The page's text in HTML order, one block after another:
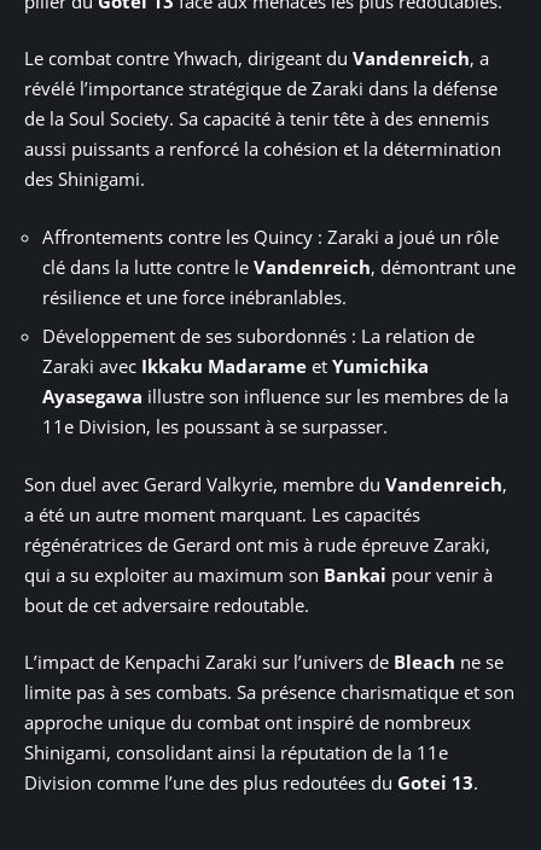
Le combat contre Yhwach, dirigeant du Vandenreich, a
révélé l’importance stratégique de Zaraki dans la défense
de la Soul Society. Sa capacité à tenir tête à des ennemis
aussi puissants a renforcé la cohésion et la détermination
des Shinigami.
Affrontements contre les Quincy : Zaraki a joué un rôle
clé dans la lutte contre le Vandenreich, démontrant une
résilience et une force inébranlables.
Développement de ses subordonnés : La relation de
Zaraki avec Ikkaku Madarame et Yumichika
Ayasegawa illustre son influence sur les membres de la
11e Division, les poussant à se surpasser.
Son duel avec Gerard Valkyrie, membre du Vandenreich,
a été un autre moment marquant. Les capacités
régénératrices de Gerard ont mis à rude épreuve Zaraki,
qui a su exploiter au maximum son Bankai pour venir à
bout de cet adversaire redoutable.
L’impact de Kenpachi Zaraki sur l’univers de Bleach ne se
limite pas à ses combats. Sa présence charismatique et son
approche unique du combat ont inspiré de nombreux
Shinigami, consolidant ainsi la réputation de la 11e
Division comme l’une des plus redoutées du Gotei 13.